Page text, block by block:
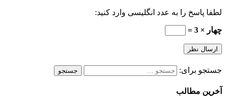
لطفا پاسخ را به عدد انگلیسی وارد کنید:
چهار × 3 =
جستجو برای:
آخرین مطالب